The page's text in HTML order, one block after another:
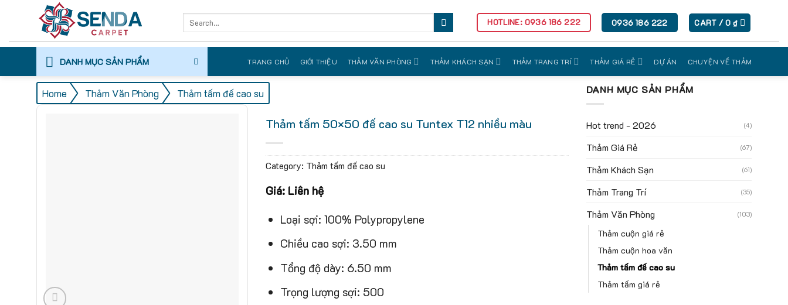
for:
HOTLINE: 0936 186 222 0936 186 222 CART /0 ₫
DANH MỤC SẢN PHẨM TRANG CHỦ GIỚI THIỆU THẢM VĂN PHÒNG THẢM KHÁCH SẠN THẢM TRANG TRÍ THẢM GIÁ RẺ DỰ ÁN CHUYỆN VỀ THẢM
Home / Thảm Văn Phòng / Thảm tấm đế cao su
Thảm tấm 50×50 đế cao su Tuntex T12 nhiều màu
Category: Thảm tấm đế cao su
Giá: Liên hệ
Loại sợi: 100% Polypropylene
Chiều cao sợi: 3.50 mm
Tổng độ dày: 6.50 mm
Trọng lượng sợi: 500
DANH MỤC SẢN PHẨM
Hot trend - 2026 (4)
Thảm Giá Rẻ (67)
Thảm Khách Sạn (61)
Thảm Trang Trí (35)
Thảm Văn Phòng (103)
Thảm cuộn giá rẻ
Thảm cuộn hoa văn
Thảm tấm đế cao su
Thảm tấm giá rẻ